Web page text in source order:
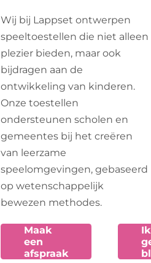
Wij bij Lappset ontwerpen
speeltoestellen die niet alleen
plezier bieden, maar ook
bijdragen aan de
ontwikkeling van kinderen.
Onze toestellen
ondersteunen scholen en
gemeentes bij het creëren
van leerzame
speelomgevingen, gebaseerd
op wetenschappelijk
bewezen methodes.
Maak
een
afspraak